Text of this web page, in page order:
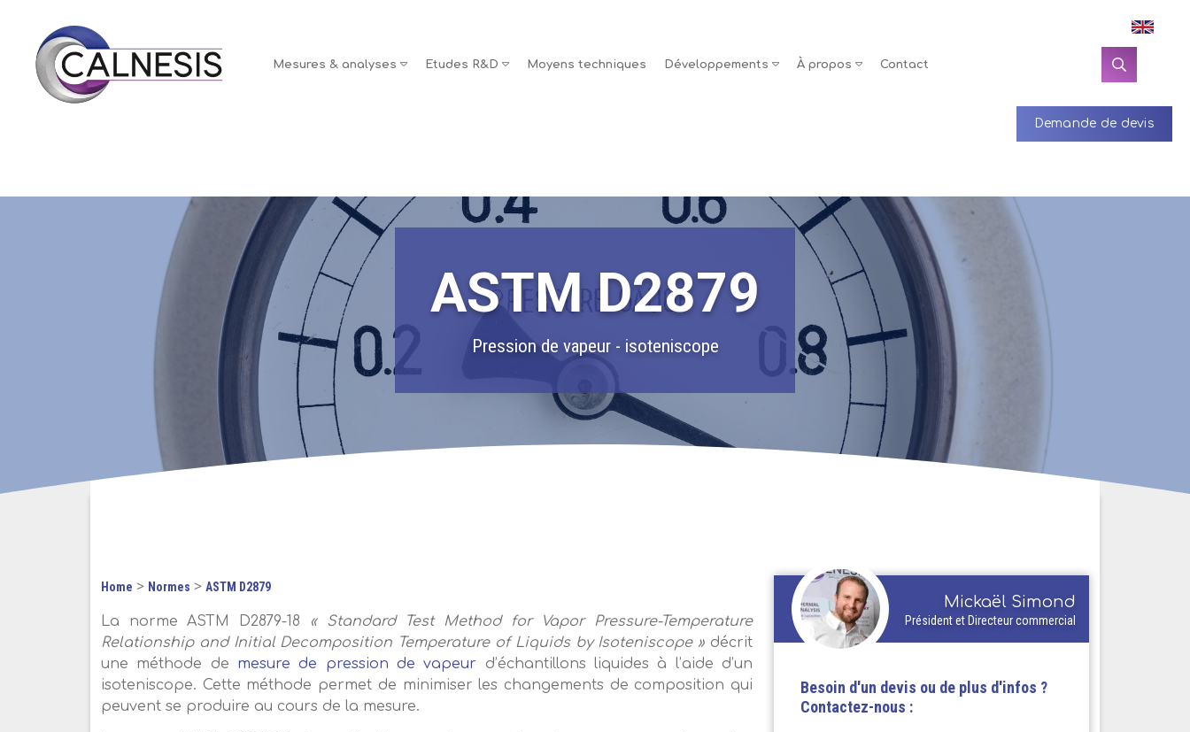
Mesures & analyses Etudes R&D Moyens techniques Développements À propos Contact
Demande de devis
ASTM D2879
Pression de vapeur - isoteniscope
Home > Normes > ASTM D2879
La norme ASTM D2879-18 « Standard Test Method for Vapor Pressure-Temperature
Relationship and Initial Decomposition Temperature of Liquids by Isoteniscope » décrit
une méthode de mesure de pression de vapeur d’échantillons liquides à l’aide d’un
isoteniscope. Cette méthode permet de minimiser les changements de composition qui
peuvent se produire au cours de la mesure.
Mickaël Simond
Président et Directeur commercial
Besoin d'un devis ou de plus d'infos ?
Contactez-nous :